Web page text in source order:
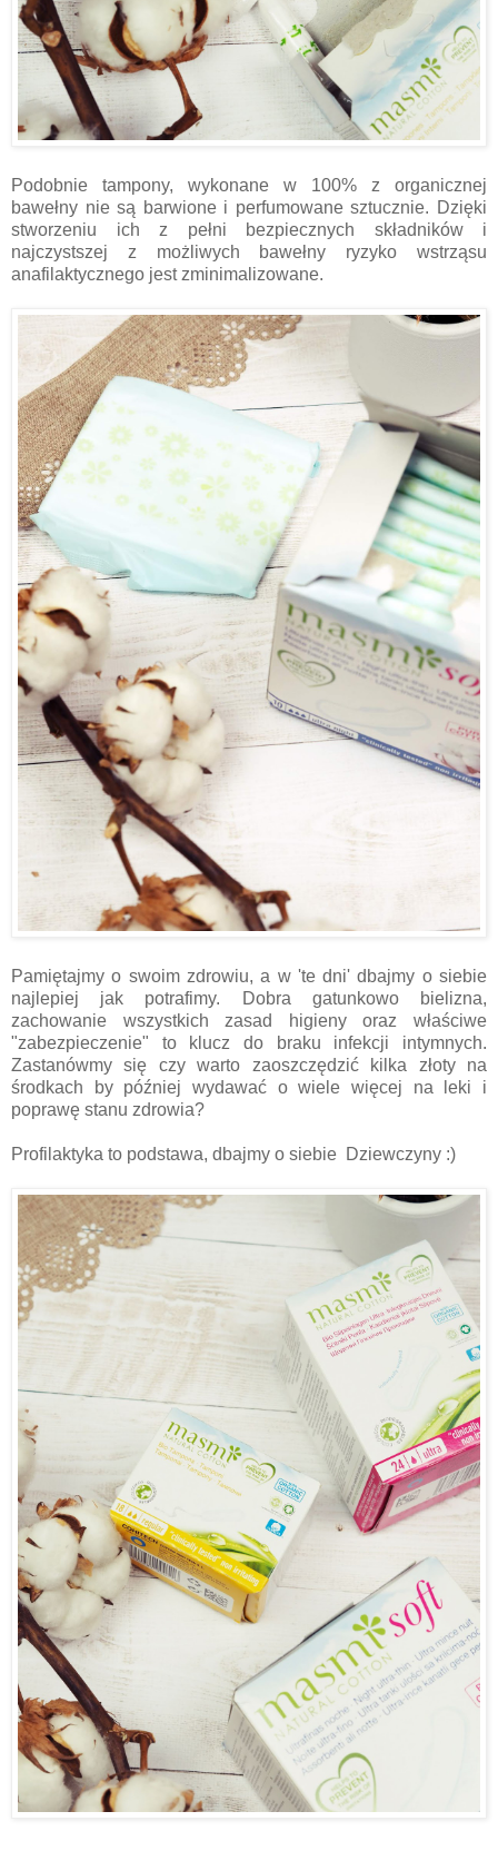
Podobnie tampony, wykonane w 100% z organicznej
bawełny nie są barwione i perfumowane sztucznie. Dzięki
stworzeniu ich z pełni bezpiecznych składników i
najczystszej z możliwych bawełny ryzyko wstrząsu
anafilaktycznego jest zminimalizowane.
Pamiętajmy o swoim zdrowiu, a w 'te dni' dbajmy o siebie
najlepiej jak potrafimy. Dobra gatunkowo bielizna,
zachowanie wszystkich zasad higieny oraz właściwe
"zabezpieczenie" to klucz do braku infekcji intymnych.
Zastanówmy się czy warto zaoszczędzić kilka złoty na
środkach by później wydawać o wiele więcej na leki i
poprawę stanu zdrowia?
Profilaktyka to podstawa, dbajmy o siebie Dziewczyny :)